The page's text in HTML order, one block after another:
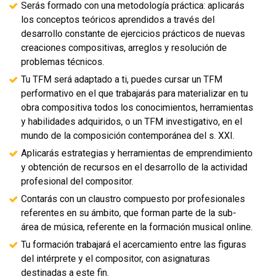
Serás formado con una metodología práctica: aplicarás
los conceptos teóricos aprendidos a través del
desarrollo constante de ejercicios prácticos de nuevas
creaciones compositivas, arreglos y resolución de
problemas técnicos.
Tu TFM será adaptado a ti, puedes cursar un TFM
performativo en el que trabajarás para materializar en tu
obra compositiva todos los conocimientos, herramientas
y habilidades adquiridos, o un TFM investigativo, en el
mundo de la composición contemporánea del s. XXI.
Aplicarás estrategias y herramientas de emprendimiento
y obtención de recursos en el desarrollo de la actividad
profesional del compositor.
Contarás con un claustro compuesto por profesionales
referentes en su ámbito, que forman parte de la sub-
área de música, referente en la formación musical online.
Tu formación trabajará el acercamiento entre las figuras
del intérprete y el compositor, con asignaturas
destinadas a este fin.